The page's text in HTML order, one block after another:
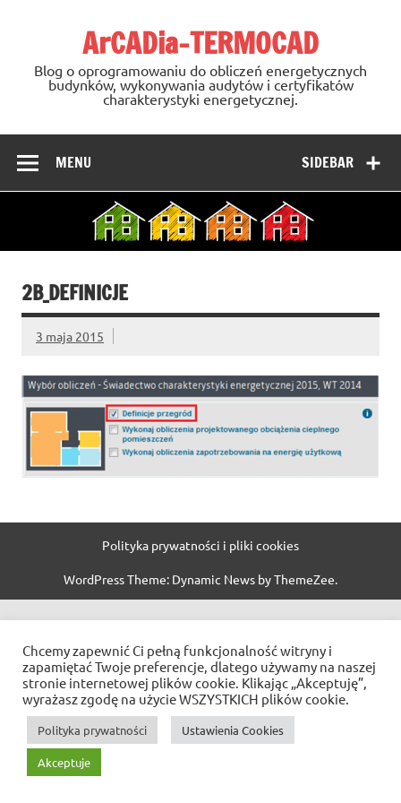
ArCADia-TERMOCAD
Blog o oprogramowaniu do obliczeń energetycznych
budynków, wykonywania audytów i certyfikatów
charakterystyki energetycznej.
SIDEBAR
MENU
2B_DEFINICJE
3 maja 2015
Polityka prywatności i pliki cookies
WordPress Theme: Dynamic News by ThemeZee.
Chcemy zapewnić Ci pełną funkcjonalność witryny i
zapamiętać Twoje preferencje, dlatego używamy na naszej
stronie internetowej plików cookie. Klikając „Akceptuję”,
wyrażasz zgodę na użycie WSZYSTKICH plików cookie.
Polityka prywatności Ustawienia Cookies
Akceptuje